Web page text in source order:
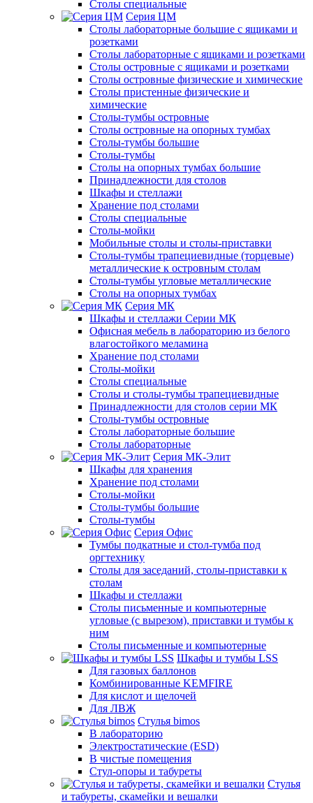
Столы специальные
Серия ЦМ
Столы лабораторные большие с ящиками и
розетками
Столы лабораторные с ящиками и розетками
Столы островные с ящиками и розетками
Столы островные физические и химические
Столы пристенные физические и
химические
Столы-тумбы островные
Столы островные на опорных тумбах
Столы-тумбы большие
Столы-тумбы
Столы на опорных тумбах большие
Принадлежности для столов
Шкафы и стеллажи
Хранение под столами
Столы специальные
Столы-мойки
Мобильные столы и столы-приставки
Столы-тумбы трапециевидные (торцевые)
металлические к островным столам
Столы-тумбы угловые металлические
Столы на опорных тумбах
Серия МК
Шкафы и стеллажи Серии МК
Офисная мебель в лабораторию из белого
влагостойкого меламина
Хранение под столами
Столы-мойки
Столы специальные
Столы и столы-тумбы трапециевидные
Принадлежности для столов серии МК
Столы-тумбы островные
Столы лабораторные большие
Столы лабораторные
Серия МК-Элит
Шкафы для хранения
Хранение под столами
Столы-мойки
Столы-тумбы большие
Столы-тумбы
Серия Офис
Тумбы подкатные и стол-тумба под
оргтехнику
Столы для заседаний, столы-приставки к
столам
Шкафы и стеллажи
Столы письменные и компьютерные
угловые (с вырезом), приставки и тумбы к
ним
Столы письменные и компьютерные
Шкафы и тумбы LSS
Для газовых баллонов
Комбинированные KEMFIRE
Для кислот и щелочей
Для ЛВЖ
Стулья bimos
В лабораторию
Электростатические (ESD)
В чистые помещения
Стул-опоры и табуреты
Стулья
и табуреты, скамейки и вешалки